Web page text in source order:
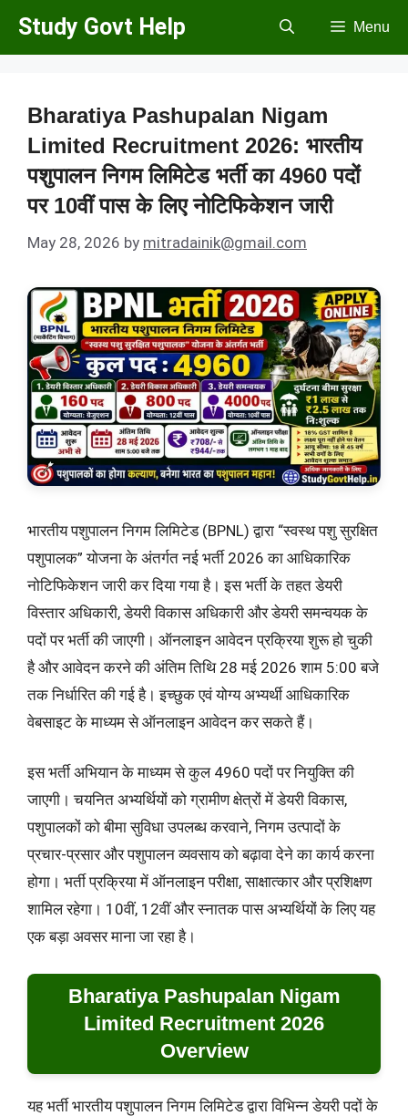
Skip
Study Govt Help Menu
Bharatiya Pashupalan Nigam
Limited Recruitment 2026: भारतीय
पशुपालन निगम लिमिटेड भर्ती का 4960 पदों
पर 10वीं पास के लिए नोटिफिकेशन जारी
May 28, 2026 by mitradainik@gmail.com
भारतीय पशुपालन निगम लिमिटेड (BPNL) द्वारा “स्वस्थ पशु सुरक्षित
पशुपालक” योजना के अंतर्गत नई भर्ती 2026 का आधिकारिक
नोटिफिकेशन जारी कर दिया गया है। इस भर्ती के तहत डेयरी
विस्तार अधिकारी, डेयरी विकास अधिकारी और डेयरी समन्वयक के
पदों पर भर्ती की जाएगी। ऑनलाइन आवेदन प्रक्रिया शुरू हो चुकी
है और आवेदन करने की अंतिम तिथि 28 मई 2026 शाम 5:00 बजे
तक निर्धारित की गई है। इच्छुक एवं योग्य अभ्यर्थी आधिकारिक
वेबसाइट के माध्यम से ऑनलाइन आवेदन कर सकते हैं।
इस भर्ती अभियान के माध्यम से कुल 4960 पदों पर नियुक्ति की
जाएगी। चयनित अभ्यर्थियों को ग्रामीण क्षेत्रों में डेयरी विकास,
पशुपालकों को बीमा सुविधा उपलब्ध करवाने, निगम उत्पादों के
प्रचार-प्रसार और पशुपालन व्यवसाय को बढ़ावा देने का कार्य करना
होगा। भर्ती प्रक्रिया में ऑनलाइन परीक्षा, साक्षात्कार और प्रशिक्षण
शामिल रहेगा। 10वीं, 12वीं और स्नातक पास अभ्यर्थियों के लिए यह
एक बड़ा अवसर माना जा रहा है।
Bharatiya Pashupalan Nigam
Limited Recruitment 2026
Overview
यह भर्ती भारतीय पशुपालन निगम लिमिटेड द्वारा विभिन्न डेयरी पदों के